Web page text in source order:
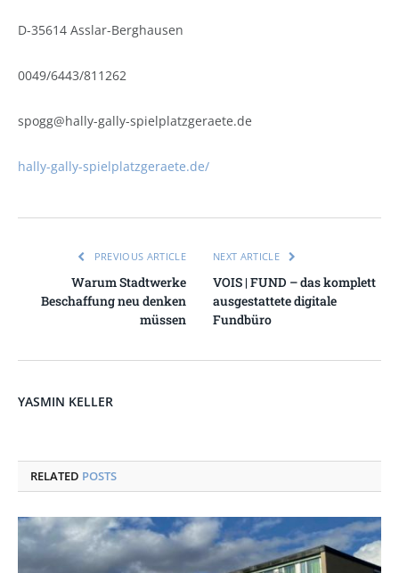
D-35614 Asslar-Berghausen
0049/6443/811262
spogg@hally-gally-spielplatzgeraete.de
hally-gally-spielplatzgeraete.de/
PREVIOUS ARTICLE
Warum Stadtwerke
Beschaffung neu denken
müssen
NEXT ARTICLE
VOIS | FUND – das komplett
ausgestattete digitale
Fundbüro
YASMIN KELLER
RELATED POSTS